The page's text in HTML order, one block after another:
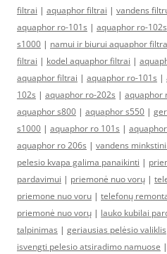
filtrai | aquaphor filtrai | vandens
aquaphor ro-101s | aquaphor ro-102s
s1000 | namui ir biurui aquaphor
filtrai | kodel aquaphor filtrai |
aquaphor filtrai | aquaphor ro-101s |
102s | aquaphor ro-202s | aquaphor
aquaphor s800 | aquaphor s550 |
s1000 | aquaphor ro 101s |
aquaphor ro 206s | vandens
pelesio kvapa galima panaikinti |
pardavimui | priemonė nuo vorų |
priemone nuo voru | telefonų
priemonė nuo vorų | lauko kubilai
talpinimas | geriausias pelėsio valiklis
isvengti pelesio atsiradimo namuose |